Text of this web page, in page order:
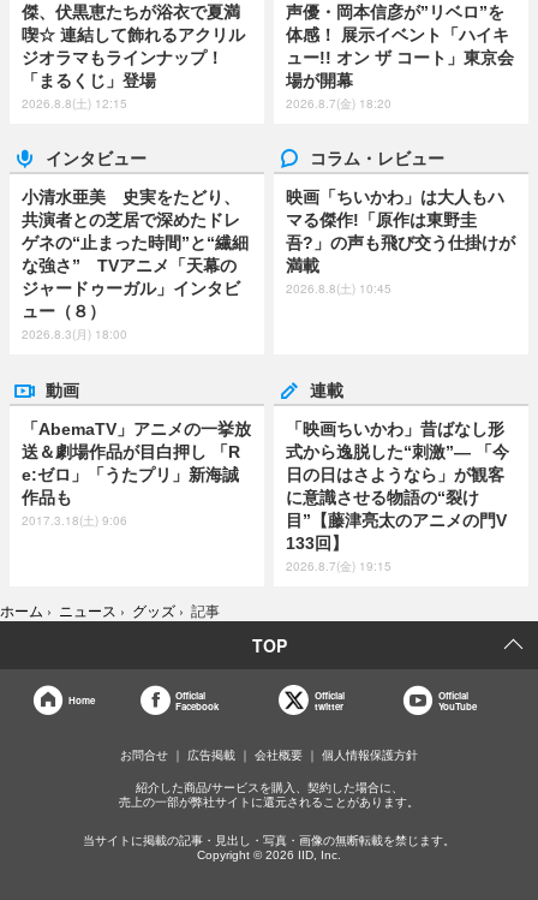
傑、伏黒恵たちが浴衣で夏満
喫☆ 連結して飾れるアクリル
ジオラマもラインナップ！
「まるくじ」登場
2026.8.8(土) 12:15
声優・岡本信彦が”リベロ”を
体感！ 展示イベント「ハイキ
ュー!! オン ザ コート」東京会
場が開幕
2026.8.7(金) 18:20
インタビュー
小清水亜美 史実をたどり、
共演者との芝居で深めたドレ
ゲネの“止まった時間”と“繊細
な強さ” TVアニメ「天幕の
ジャードゥーガル」インタビ
ュー（８）
2026.8.3(月) 18:00
コラム・レビュー
映画「ちいかわ」は大人もハ
マる傑作!「原作は東野圭
吾?」の声も飛び交う仕掛けが
満載
2026.8.8(土) 10:45
動画
「AbemaTV」アニメの一挙放
送＆劇場作品が目白押し 「R
e:ゼロ」「うたプリ」新海誠
作品も
2017.3.18(土) 9:06
連載
「映画ちいかわ」昔ばなし形
式から逸脱した“刺激”― 「今
日の日はさようなら」が観客
に意識させる物語の“裂け
目”【藤津亮太のアニメの門V
133回】
2026.8.7(金) 19:15
ホーム › ニュース › グッズ › 記事
TOP
Home
Official
Facebook
Official
twitter
Official
YouTube
お問合せ 広告掲載 会社概要 個人情報保護方針
紹介した商品/サービスを購入、契約した場合に、
売上の一部が弊社サイトに還元されることがあります。
当サイトに掲載の記事・見出し・写真・画像の無断転載を禁じます。
Copyright © 2026 IID, Inc.